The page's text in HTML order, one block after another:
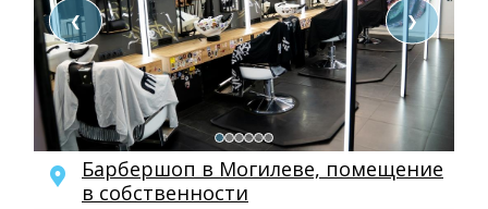
❮ ❯
Барбершоп в Могилеве, помещение
в собственности